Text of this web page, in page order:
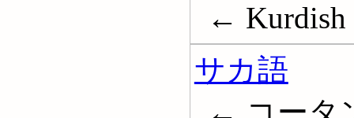
← Kurdish
サカ語